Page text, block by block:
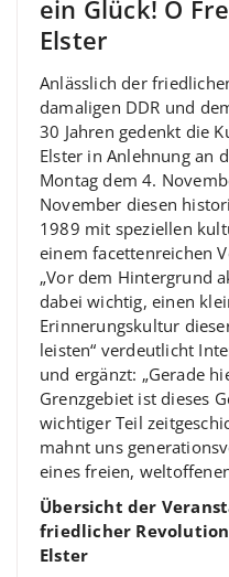
ein Glück! O
Elster
Anlässlich der
damaligen DDR und
30 Jahren gedenkt die
Elster in Anlehnung an
Montag dem 4.
November diesen
1989 mit speziellen
einem facettenreichen
„Vor dem Hintergrund
dabei wichtig, einen
Erinnerungskultur
leisten“ verdeutlicht
und ergänzt: „Gerade
Grenzgebiet ist dieses
wichtiger Teil
mahnt uns
eines freien,
Übersicht der
friedlicher
Elster